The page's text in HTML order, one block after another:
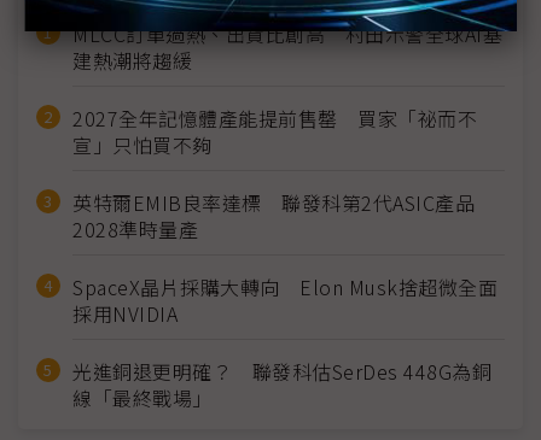
MLCC訂單過熱、出貨比創高 村田示警全球AI基
建熱潮將趨緩
2027全年記憶體產能提前售罄 買家「祕而不
宣」只怕買不夠
英特爾EMIB良率達標 聯發科第2代ASIC產品
2028準時量產
SpaceX晶片採購大轉向 Elon Musk捨超微全面
採用NVIDIA
光進銅退更明確？ 聯發科估SerDes 448G為銅
線「最終戰場」